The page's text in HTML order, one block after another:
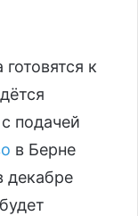
к
подачей
в Берне
декабре